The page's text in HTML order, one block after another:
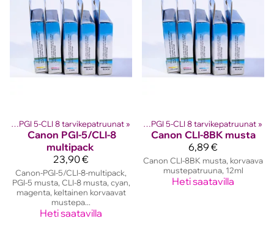
Canon PGI 5-CLI 8 tarvikepatruunat ‪»
Canon PGI-5/CLI-8
multipack
23,90 €
Canon-PGI-5/CLI-8-multipack,
PGI-5 musta, CLI-8 musta, cyan,
magenta, keltainen korvaavat
mustepa...
Heti saatavilla
kasetit ‪»Canon mustekasetit‪» Canon PGI 5-CLI 8 tarvikepatruunat ‪»
Canon CLI-8BK musta
6,89 €
Canon CLI-8BK musta, korvaava
mustepatruuna, 12ml
Heti saatavilla